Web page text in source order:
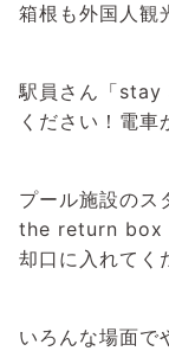
箱根も外国人観
駅員さん「stay
ください！電車
プール施設の
the return box
却口に入れてく
いろんな場面で